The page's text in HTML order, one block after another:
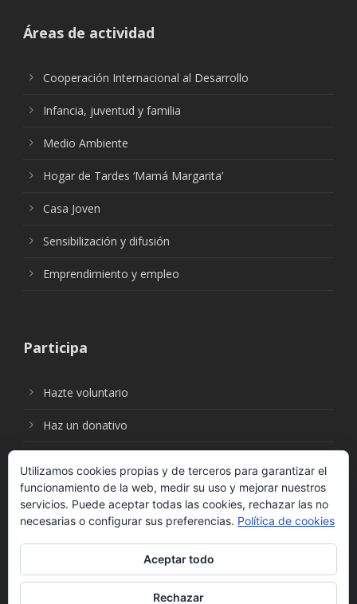
Áreas de actividad
Cooperación Internacional al Desarrollo
Infancia, juventud y familia
Medio Ambiente
Hogar de Tardes ‘Mamá Margarita’
Casa Joven
Sensibilización y difusión
Emprendimiento y empleo
Participa
Hazte voluntario
Haz un donativo
Síguenos en:
Utilizamos cookies propias y de terceros para garantizar el
funcionamiento de la web, medir su uso y mejorar nuestros
servicios. Puede aceptar todas las cookies, rechazar las no
necesarias o configurar sus preferencias. Política de cookies
Aceptar todo
Rechazar